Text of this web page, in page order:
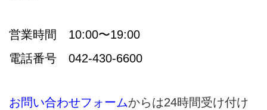
営業時間 10:00〜19:00
電話番号 042-430-6600
お問い合わせフォームからは24時間受け付け